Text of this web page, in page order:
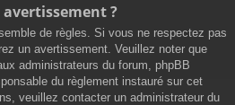
?
de règles. Si vous ne respectez pas
un avertissement. Veuillez noter que
administrateurs du forum, phpBB
du règlement instauré sur cet
veuillez contacter un administrateur du